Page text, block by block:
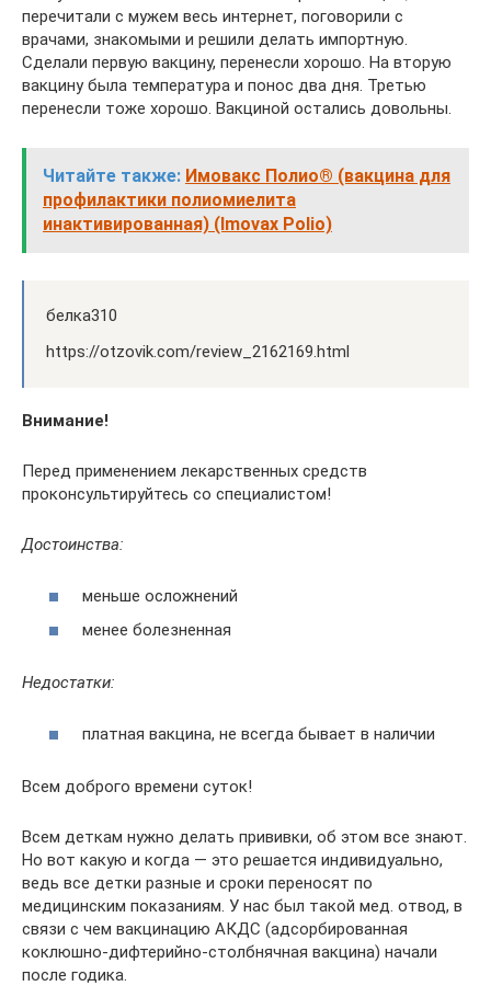
перечитали с мужем весь интернет, поговорили с
врачами, знакомыми и решили делать импортную.
Сделали первую вакцину, перенесли хорошо. На вторую
вакцину была температура и понос два дня. Третью
перенесли тоже хорошо. Вакциной остались довольны.
Читайте также: Имовакс Полио® (вакцина для
профилактики полиомиелита
инактивированная) (Imovax Polio)
белка310
https://otzovik.com/review_2162169.html
Внимание!
Перед применением лекарственных средств
проконсультируйтесь со специалистом!
Достоинства:
меньше осложнений
менее болезненная
Недостатки:
платная вакцина, не всегда бывает в наличии
Всем доброго времени суток!
Всем деткам нужно делать прививки, об этом все знают.
Но вот какую и когда — это решается индивидуально,
ведь все детки разные и сроки переносят по
медицинским показаниям. У нас был такой мед. отвод, в
связи с чем вакцинацию АКДС (адсорбированная
коклюшно-дифтерийно-столбнячная вакцина) начали
после годика.